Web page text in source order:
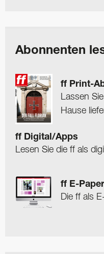
Abonnenten
ff Print-
Lassen
Hause
ff Digital/Apps
Lesen Sie die ff als
ff E-Paper
Die ff als